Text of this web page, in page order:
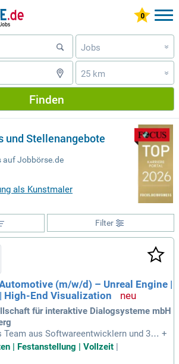
Jobs »
25 km »
Finden
und Stellenangebote
auf Jobbörse.de
als Kunstmaler
Filter
(m/w/d) – Unreal Engine |
High-End Visualization
für interaktive Dialogsysteme mbH
Team aus Softwareentwicklern und 3D-
3D Artist mit Leidenschaft f
in einem kreativen Umfeld arbeiten,
+
| Festanstellung | Vollzeit |